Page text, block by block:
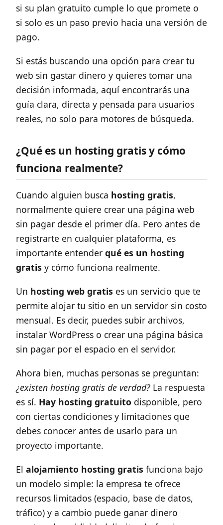
si su plan gratuito cumple lo que promete o
si solo es un paso previo hacia una versión de
pago.
Si estás buscando una opción para crear tu
web sin gastar dinero y quieres tomar una
decisión informada, aquí encontrarás una
guía clara, directa y pensada para usuarios
reales, no solo para motores de búsqueda.
¿Qué es un hosting gratis y cómo
funciona realmente?
Cuando alguien busca hosting gratis,
normalmente quiere crear una página web
sin pagar desde el primer día. Pero antes de
registrarte en cualquier plataforma, es
importante entender qué es un hosting
gratis y cómo funciona realmente.
Un hosting web gratis es un servicio que te
permite alojar tu sitio en un servidor sin costo
mensual. Es decir, puedes subir archivos,
instalar WordPress o crear una página básica
sin pagar por el espacio en el servidor.
Ahora bien, muchas personas se preguntan:
¿existen hosting gratis de verdad? La respuesta
es sí. Hay hosting gratuito disponible, pero
con ciertas condiciones y limitaciones que
debes conocer antes de usarlo para un
proyecto importante.
El alojamiento hosting gratis funciona bajo
un modelo simple: la empresa te ofrece
recursos limitados (espacio, base de datos,
tráfico) y a cambio puede ganar dinero